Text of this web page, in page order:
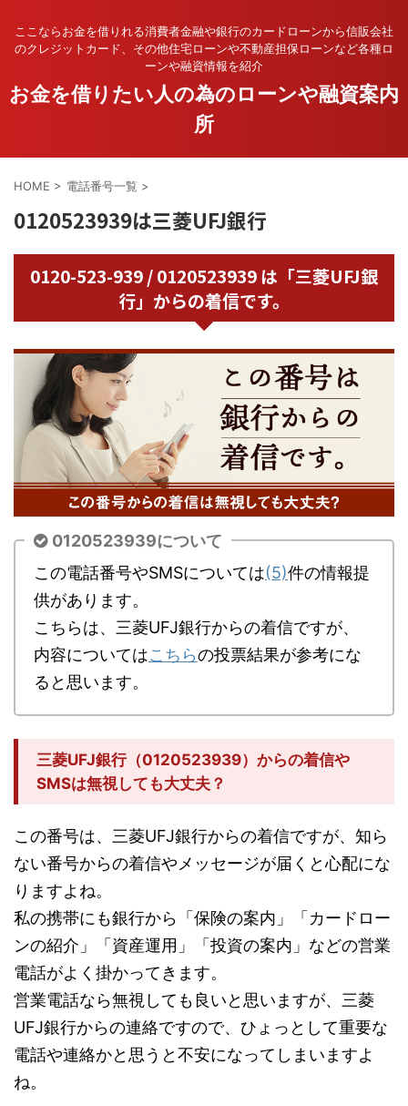
ここならお金を借りれる消費者金融や銀行のカードローンから信販会社
のクレジットカード、その他住宅ローンや不動産担保ローンなど各種ロ
ーンや融資情報を紹介
お金を借りたい人の為のローンや融資案内
所
HOME > 電話番号一覧 >
0120523939は三菱UFJ銀行
0120-523-939 / 0120523939 は「三菱UFJ銀
行」からの着信です。
0120523939について
この電話番号やSMSについては(5)件の情報提
供があります。
こちらは、三菱UFJ銀行からの着信ですが、
内容についてはこちらの投票結果が参考にな
ると思います。
三菱UFJ銀行（0120523939）からの着信や
SMSは無視しても大丈夫？
この番号は、三菱UFJ銀行からの着信ですが、知ら
ない番号からの着信やメッセージが届くと心配にな
りますよね。
私の携帯にも銀行から「保険の案内」「カードロー
ンの紹介」「資産運用」「投資の案内」などの営業
電話がよく掛かってきます。
営業電話なら無視しても良いと思いますが、三菱
UFJ銀行からの連絡ですので、ひょっとして重要な
電話や連絡かと思うと不安になってしまいますよ
ね。